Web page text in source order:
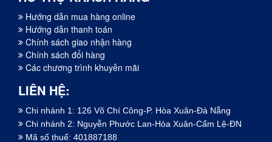
Hướng dẫn mua hàng online
Hướng dẫn thanh toán
Chính sách giao nhận hàng
Chính sách đổi hàng
Các chương trình khuyễn mãi
LIÊN HỆ:
Chi nhánh 1: 126 Võ Chí Công-P. Hòa Xuân-Đà Nẵng
Chi nhánh 2: Nguyễn Phước Lan-Hòa Xuân-Cẩm Lệ-ĐN
Mã số thuế: 401887188